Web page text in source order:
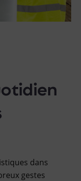
dans
gestes